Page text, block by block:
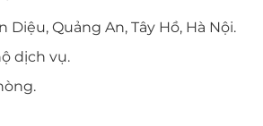
Diệu, Quảng An, Tây Hồ, Hà Nội.
dịch vụ.